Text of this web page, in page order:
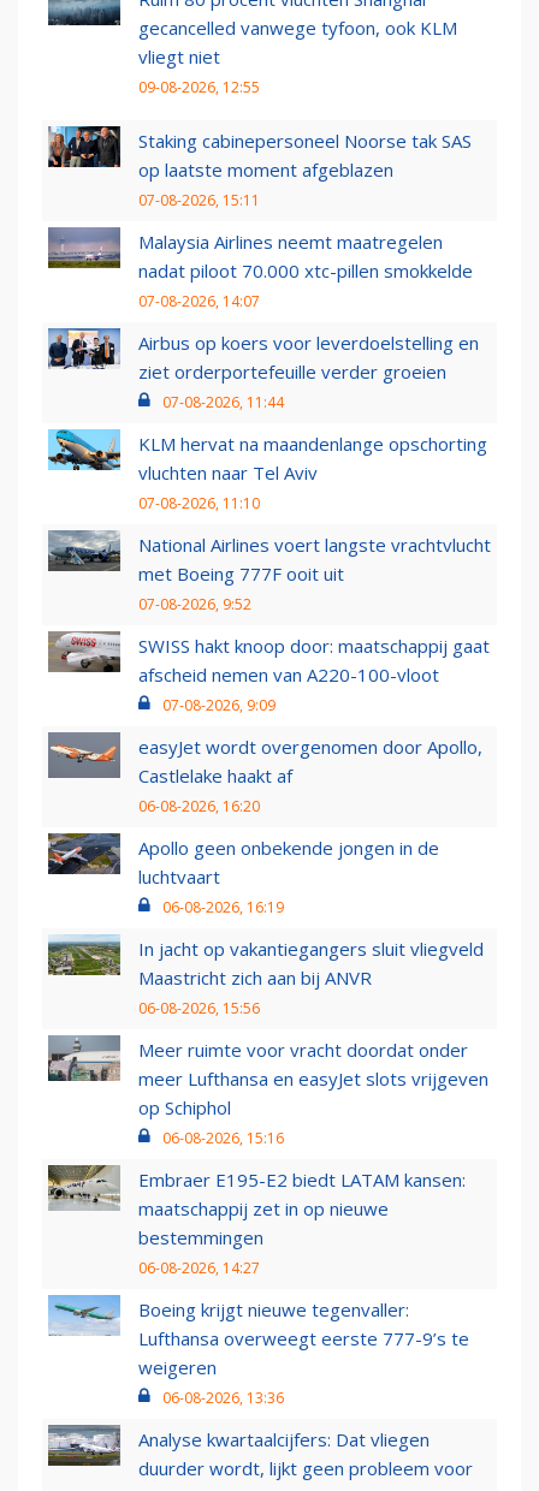
gecancelled vanwege tyfoon, ook KLM
vliegt niet
09-08-2026, 12:55
Staking cabinepersoneel Noorse tak SAS
op laatste moment afgeblazen
07-08-2026, 15:11
Malaysia Airlines neemt maatregelen
nadat piloot 70.000 xtc-pillen smokkelde
07-08-2026, 14:07
Airbus op koers voor leverdoelstelling en
ziet orderportefeuille verder groeien
07-08-2026, 11:44
KLM hervat na maandenlange opschorting
vluchten naar Tel Aviv
07-08-2026, 11:10
National Airlines voert langste vrachtvlucht
met Boeing 777F ooit uit
07-08-2026, 9:52
SWISS hakt knoop door: maatschappij gaat
afscheid nemen van A220-100-vloot
07-08-2026, 9:09
easyJet wordt overgenomen door Apollo,
Castlelake haakt af
06-08-2026, 16:20
Apollo geen onbekende jongen in de
luchtvaart
06-08-2026, 16:19
In jacht op vakantiegangers sluit vliegveld
Maastricht zich aan bij ANVR
06-08-2026, 15:56
Meer ruimte voor vracht doordat onder
meer Lufthansa en easyJet slots vrijgeven
op Schiphol
06-08-2026, 15:16
Embraer E195-E2 biedt LATAM kansen:
maatschappij zet in op nieuwe
bestemmingen
06-08-2026, 14:27
Boeing krijgt nieuwe tegenvaller:
Lufthansa overweegt eerste 777-9’s te
weigeren
06-08-2026, 13:36
Analyse kwartaalcijfers: Dat vliegen
duurder wordt, lijkt geen probleem voor